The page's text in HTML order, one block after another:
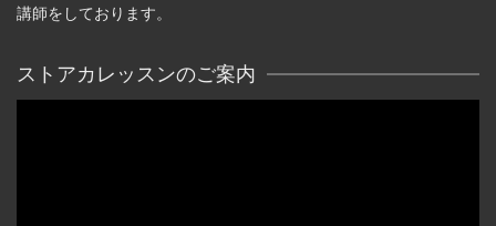
講師をしております。
ストアカレッスンのご案内